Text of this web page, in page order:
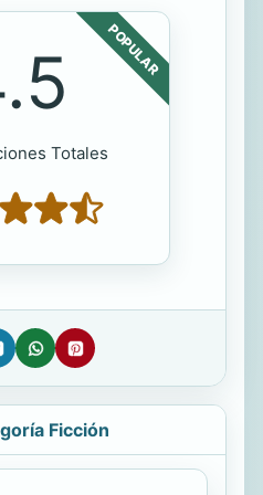
POPULAR
Totales
Ficción